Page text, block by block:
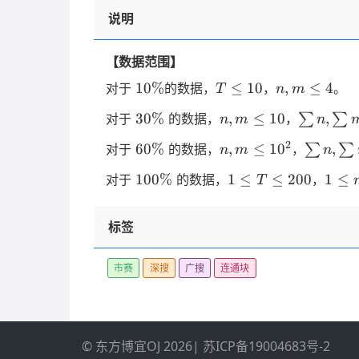
说明
【数据范围】
对于 10
10%的数据， T
10
T ≤ 10，n,
\leq
4
n, m ≤ 4。
对于 30\%
30% 的数据， n,
\leq
10
n, m ≤ 10， \sum
\sum
m
\leq
∑ n, ∑
对于 60\%
60% 的数据， n, m
10^2
n, m ≤ 102， \sum
\sum
∑ n, ∑
对于 100\%
100% 的数据， 1
200
1 ≤ T ≤ 200， 1
10^3
1 ≤
标签
市赛 深搜 广搜 连通块
© 东方博宜OJ 2026| 苏ICP备19004683号-2